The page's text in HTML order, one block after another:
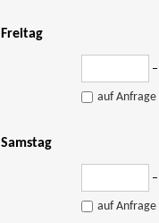
Freitag
–
auf Anfrage
Samstag
–
auf Anfrage